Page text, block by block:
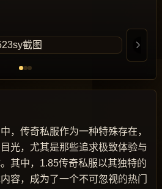
，传奇私服作为一种特殊存在，
光，尤其是那些追求极致体验与
其中，1.85传奇私服以其独特的
容，成为了一个不可忽视的热门